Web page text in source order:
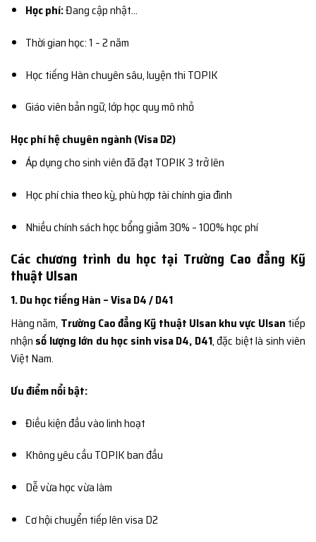
Học phí:Đang cập nhật…
Thời gian học: 1 – 2 năm
Học tiếng Hàn chuyên sâu, luyện thi TOPIK
Giáo viên bản ngữ, lớp học quy mô nhỏ
Học phí hệ chuyên ngành (Visa D2)
Áp dụng cho sinh viên đã đạt TOPIK 3 trở lên
Học phí chia theo kỳ, phù hợp tài chính gia đình
Nhiều chính sách học bổng giảm 30% – 100% học phí
Các chương trình du học tại Trường Cao đẳng Kỹ
thuật Ulsan
1. Du học tiếng Hàn – Visa D4 / D41
Hàng năm, Trường Cao đẳng Kỹ thuật Ulsan khu vực Ulsan tiếp
nhận số lượng lớn du học sinh visa D4, D41, đặc biệt là sinh viên
Việt Nam.
Ưu điểm nổi bật:
Điều kiện đầu vào linh hoạt
Không yêu cầu TOPIK ban đầu
Dễ vừa học vừa làm
Cơ hội chuyển tiếp lên visa D2